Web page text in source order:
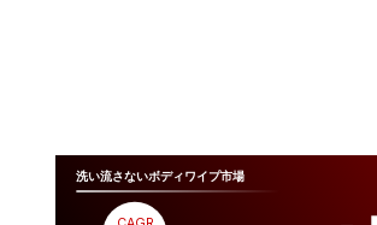
洗い流さないボディワイプ市場